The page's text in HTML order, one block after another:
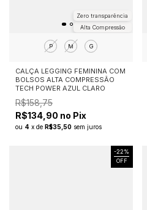
Alta Compressão
Zero transparência
P M G
CALÇA LEGGING FEMININA COM
BOLSOS ALTA COMPRESSÃO
TECH POWER AZUL CLARO
R$158,75
R$134,90 no Pix
ou 4 x de R$35,50 sem juros
-22%
OFF